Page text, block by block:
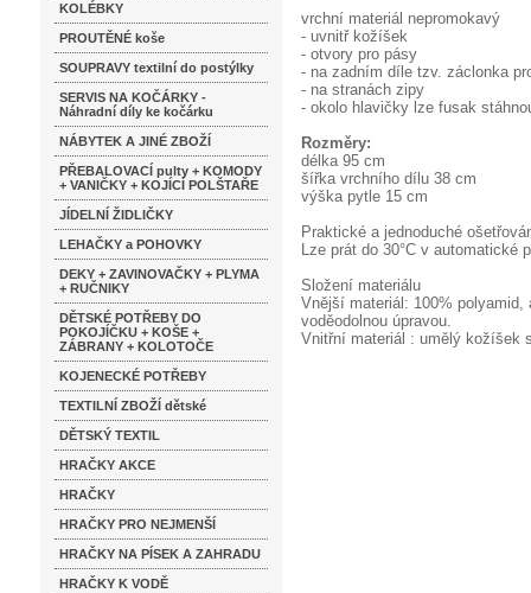
KOLÉBKY
PROUTĚNÉ koše
SOUPRAVY textilní do postýlky
SERVIS NA KOČÁRKY -
Náhradní díly ke kočárku
NÁBYTEK A JINÉ ZBOŽÍ
PŘEBALOVACÍ pulty + KOMODY
+ VANIČKY + KOJÍCÍ POLŠTAŘE
JÍDELNÍ ŽIDLIČKY
LEHAČKY a POHOVKY
DEKY + ZAVINOVAČKY + PLYMA
+ RUČNIKY
DĚTSKÉ POTŘEBY DO
POKOJÍČKU + KOŠE +
ZÁBRANY + KOLOTOČE
KOJENECKÉ POTŘEBY
TEXTILNÍ ZBOŽÍ dětské
DĚTSKÝ TEXTIL
HRAČKY AKCE
HRAČKY
HRAČKY PRO NEJMENŠÍ
HRAČKY NA PÍSEK A ZAHRADU
HRAČKY K VODĚ
vrchní materiál nepromokavý
- uvnitř kožíšek
- otvory pro pásy
- na zadním díle tzv. záclonka
- na stranách zipy
- okolo hlavičky lze fusak
Rozměry:
délka 95 cm
šířka vrchního dílu 38 cm
výška pytle 15 cm
Praktické a jednoduché
Lze prát do 30°C v automatické
Složení materiálu
Vnější materiál: 100%
voděodolnou úpravou.
Vnitřní materiál : umělý kožíšek